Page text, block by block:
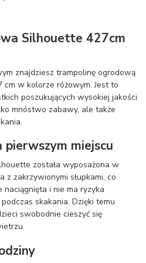
Silhouette 427cm
znajdziesz trampolinę ogrodową
w kolorze różowym. Jest to
poszukujących wysokiej jakości
mnóstwo zabawy, ale także
pierwszym miejscu
została wyposażona w
z zakrzywionymi słupkami, co
i nie ma ryzyka
skakania. Dzięki temu
swobodnie cieszyć się